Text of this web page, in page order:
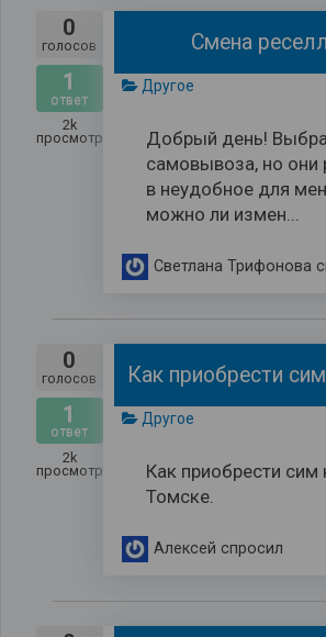
0
голосов
1
ответ
2k
просмотров
Смена
Другое
Добрый день!
самовывоза, но они
в неудобное для
можно ли измен...
Светлана Трифонова
0
голосов
1
ответ
2k
просмотров
Другое
Как приобрести сим
Томске.
Алексей спросил